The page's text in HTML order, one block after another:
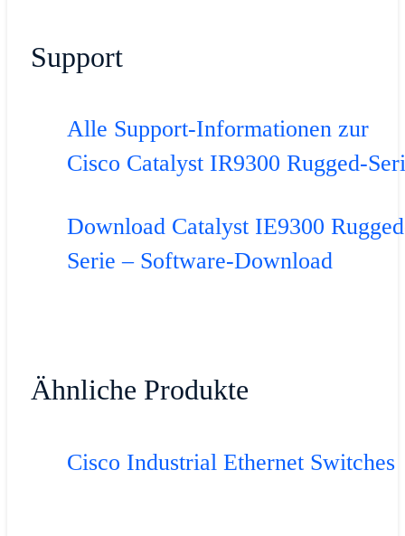
Support
Alle Support-Informationen zur
Cisco Catalyst IR9300 Rugged-
Download Catalyst IE9300
Serie – Software-Download
Ähnliche Produkte
Cisco Industrial Ethernet Switches